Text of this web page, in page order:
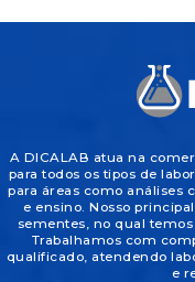
A DICALAB atua na
para todos os tipos de
para áreas como análises
e ensino. Nosso
sementes, no qual
Trabalhamos com
qualificado, atendendo
e